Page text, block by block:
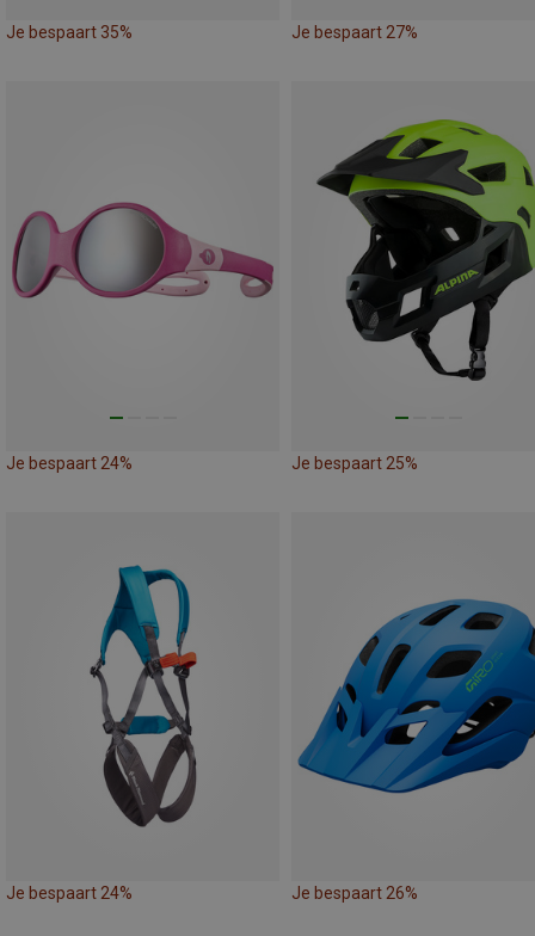
Je bespaart 35% Je bespaart 27%
Je bespaart 24% Je bespaart 25%
Je bespaart 24% Je bespaart 26%